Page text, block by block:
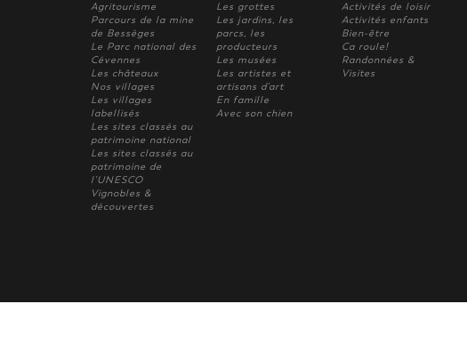
Agritourisme
Parcours de la mine
de Bessèges
Le Parc national des
Cévennes
Les châteaux
Nos villages
Les villages
labellisés
Les sites classés au
patrimoine national
Les sites classés au
patrimoine de
l'UNESCO
Vignobles &
découvertes
Les grottes
Les jardins, les
parcs, les
producteurs
Les musées
Les artistes et
artisans d'art
En famille
Avec son chien
Activités de loisir
Activités enfants
Bien-être
Ca roule!
Randonnées &
Visites